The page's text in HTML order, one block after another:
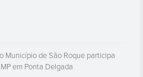
Município de São Roque participa
em Ponta Delgada